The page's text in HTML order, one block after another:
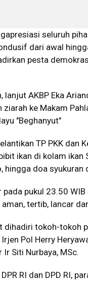
seluruh
dari awal
pesta
lanjut AKBP Eka
ke Makam
"Beghanyut"
TP PKK dan
ikan di kolam
hingga doa
pada pukul 23.50
tertib, lancar
dihadiri tokoh-tokoh
Irjen Pol Herry
Ir Siti Nurbaya, MSc.
RI dan DPD RI,